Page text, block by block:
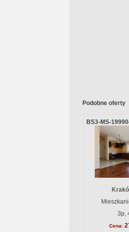
Podobne oferty
BS3-MS-
3p,
Cena: